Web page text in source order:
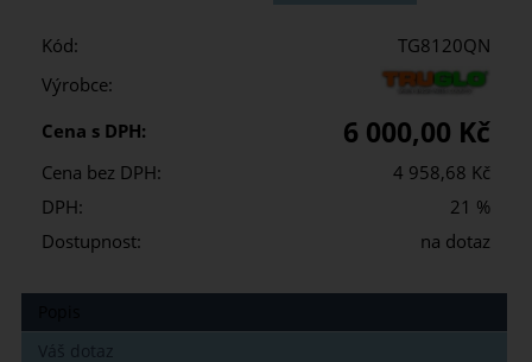
Kód:
TG8120QN
Výrobce:
Cena s DPH:
6 000,00 Kč
Cena bez DPH:
4 958,68 Kč
DPH:
21 %
Dostupnost:
na dotaz
Váš dotaz